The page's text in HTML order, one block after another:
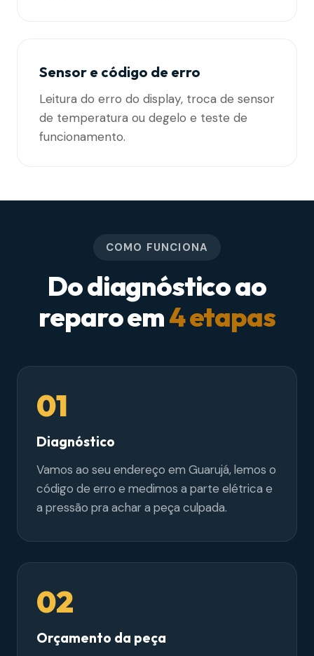
Sensor e código de erro
Leitura do erro do display, troca de sensor
de temperatura ou degelo e teste de
funcionamento.
COMO FUNCIONA
Do diagnóstico ao
reparo em4 etapas
01
Diagnóstico
Vamos ao seu endereço em Guarujá, lemos o
código de erro e medimos a parte elétrica e
a pressão pra achar a peça culpada.
02
Orçamento da peça